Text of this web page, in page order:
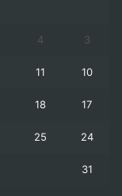
3
4
10
11
17
18
24
25
31